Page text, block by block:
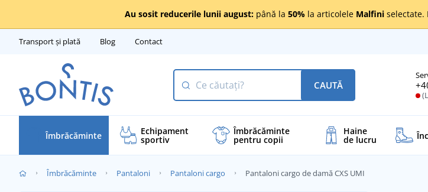
Au sosit reducerile lunii august: până la 50% la articolele Malfini selectate.
Transport și plată Blog Contact
CAUTĂ
Îmbrăcăminte Echipament
sportiv
Îmbrăcăminte
pentru copii
Haine
de lucru
Îmbrăcăminte Pantaloni Pantaloni cargo Pantaloni cargo de damă CXS UMI